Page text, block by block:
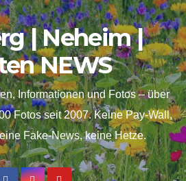
| Neheim |
NEWS
Informationen und Fotos – über
Fotos seit 2007. Keine Pay-Wall,
Fake-News, keine Hetze.